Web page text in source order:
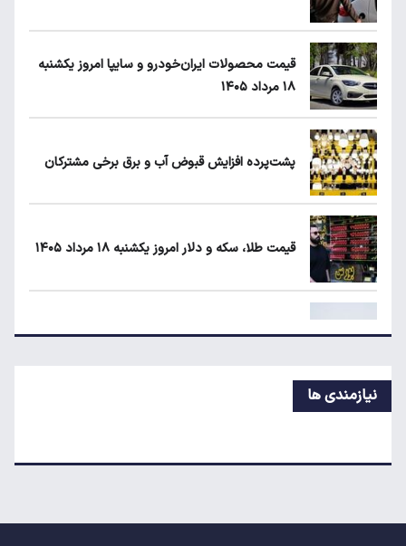
یارانه نقدی و کالابرگ این افراد حذف شد
لبنیات دوباره گران می‌شود؟
قیمت محصولات ایران‌خودرو و سایپا امروز یکشنبه
۱۸ مرداد ۱۴۰۵
پشت‌پرده افزایش قبوض آب و برق برخی مشترکان
قیمت طلا، سکه و دلار امروز یکشنبه ۱۸ مرداد ۱۴۰۵
مسکن تهران دلاری چند؟
هستیم
نیازمندی ها